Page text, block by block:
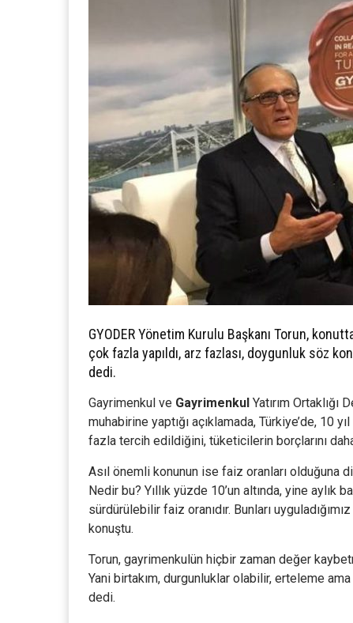
GYODER Yönetim Kurulu Başkanı Torun,
çok fazla yapıldı, arz fazlası, doygunluk söz
dedi.
Gayrimenkul ve Gayrimenkul Yatırım Ortaklığı
muhabirine yaptığı açıklamada, Türkiye’de, 10
fazla tercih edildiğini, tüketicilerin borçlarını
Asıl önemli konunun ise faiz oranları olduğuna
Nedir bu? Yıllık yüzde 10’un altında, yine aylık
sürdürülebilir faiz oranıdır. Bunları
konuştu.
Torun, gayrimenkulün hiçbir zaman değer
Yani birtakım, durgunluklar olabilir, erteleme
dedi.